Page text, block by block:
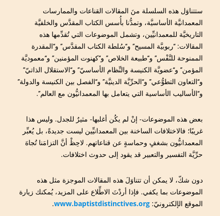
ستتناوَل هذه السلسلة منَ المقالات القناعات والممارسات
المعمدانيَّة الأساسيَّة، وتمدُّنا بأُسس الكتاب المقدَّس والخلفيَّة
التاريخيَّة للمعمدانيِّين، وتشمل الموضوعات التي تُقدِّمها هذه
المقالات: ‘‘ربوبيَّة المسيح’’ و‘‘سُلطة الكتاب المقدَّس’’ و‘‘المقدرة
الممنوحة للنَّفْس’’ و‘‘طبيعة الخلاص’’ و‘‘كهنوت المؤمنين’’ و‘‘معموديَّة
المؤمن’’ و‘‘عضويَّة الكنيسة والنِّظام الأساسيّ’’ و‘‘الاستقلال الذاتيّ’’
و‘‘التعاون التطوُّعي’’ و‘‘الحرِّيَّة الدينيَّة’’ و‘‘الفصل بين الكنيسة والدولة’’
و‘‘الأساليب الأساسية التي يتعامل بها المعمدانيُّون مع العالم’’.
بعض هذه الموضوعات- إنْ لم يكُن أغلبها- مثيرٌ للجدل. وليس هذا
غريبًا؛ فالاختلافات الساخنة بين المعمدانيِّين ليست جديدةً، بل يُعبِّر
المعمدانيُّون بشغفٍ وحماسةٍ عن قناعاتهم. لاحِظْ أنَّ التزامَنا تُجاهَ
حرِّيَّة التفسير والتعبير قد يقود إلى حدوث اختلافات.
دون شكّ، لا يمكن أن تتناوَلَ هذه المقالات الموجزة مثل هذه
الموضوعات بما يكفي. فإذا أردْتَ الاطِّلاع على المزيد، يُمكنك زيارة
الموقع الإلكترونيّ: www.baptistdistinctives.org
.